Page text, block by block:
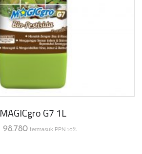
MAGICgro G7 1L
98.780 termasuk PPN 10%